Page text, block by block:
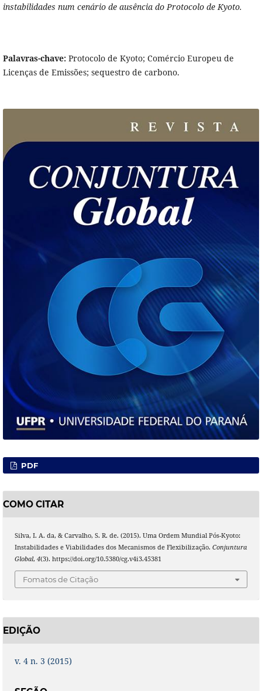
instabilidades num cenário de ausência do Protocolo de Kyoto.
Palavras-chave:Protocolo de Kyoto; Comércio Europeu de
Licenças de Emissões; sequestro de carbono.
PDF
COMO CITAR
Silva, I. A. da, & Carvalho, S. R. de. (2015). Uma Ordem Mundial Pós-Kyoto:
Instabilidades e Viabilidades dos Mecanismos de Flexibilização. Conjuntura
Global, 4(3). https://doi.org/10.5380/cg.v4i3.45381
Fomatos de Citação
EDIÇÃO
v. 4 n. 3 (2015)